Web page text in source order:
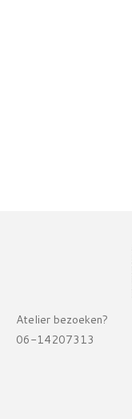
Atelier bezoeken?
06-14207313